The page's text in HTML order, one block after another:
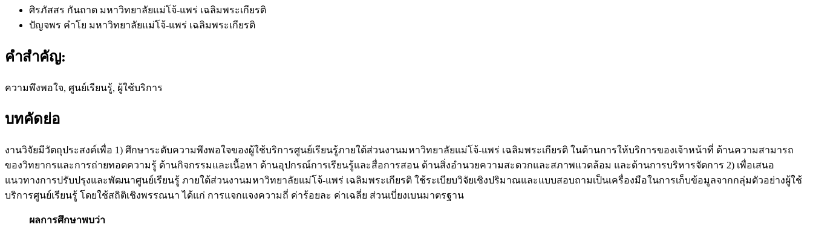
ศิรภัสสร กันถาด มหาวิทยาลัยแม่โจ้-แพร่ เฉลิมพระเกียรติ
ปัญจพร คำโย มหาวิทยาลัยแม่โจ้-แพร่ เฉลิมพระเกียรติ
คำสำคัญ:
ความพึงพอใจ, ศูนย์เรียนรู้, ผู้ใช้บริการ
บทคัดย่อ
งานวิจัยมีวัตถุประสงค์เพื่อ 1) ศึกษาระดับความพึงพอใจของผู้ใช้บริการศูนย์เรียนรู้ภายใต้ส่วนงานมหาวิทยาลัยแม่โจ้-แพร่ เฉลิมพระเกียรติ ในด้านการให้บริการของเจ้าหน้าที่ ด้านความสามารถ
ของวิทยากรและการถ่ายทอดความรู้ ด้านกิจกรรมและเนื้อหา ด้านอุปกรณ์การเรียนรู้และสื่อการสอน ด้านสิ่งอำนวยความสะดวกและสภาพแวดล้อม และด้านการบริหารจัดการ 2) เพื่อเสนอ
แนวทางการปรับปรุงและพัฒนาศูนย์เรียนรู้ ภายใต้ส่วนงานมหาวิทยาลัยแม่โจ้-แพร่ เฉลิมพระเกียรติ ใช้ระเบียบวิจัยเชิงปริมาณและแบบสอบถามเป็นเครื่องมือในการเก็บข้อมูลจากกลุ่มตัวอย่างผู้ใช้
บริการศูนย์เรียนรู้ โดยใช้สถิติเชิงพรรณนา ได้แก่ การแจกแจงความถี่ ค่าร้อยละ ค่าเฉลี่ย ส่วนเบี่ยงเบนมาตรฐาน
ผลการศึกษาพบว่า